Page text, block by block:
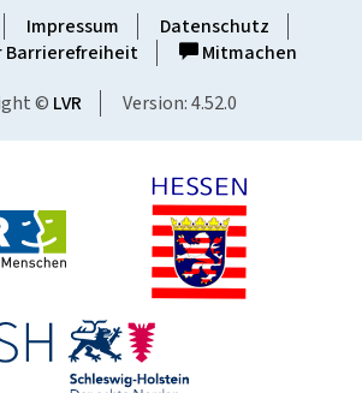
Impressum
Datenschutz
Barrierefreiheit
Mitmachen
© LVR Version: 4.52.0